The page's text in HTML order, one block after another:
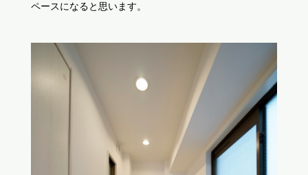
ペースになると思います。